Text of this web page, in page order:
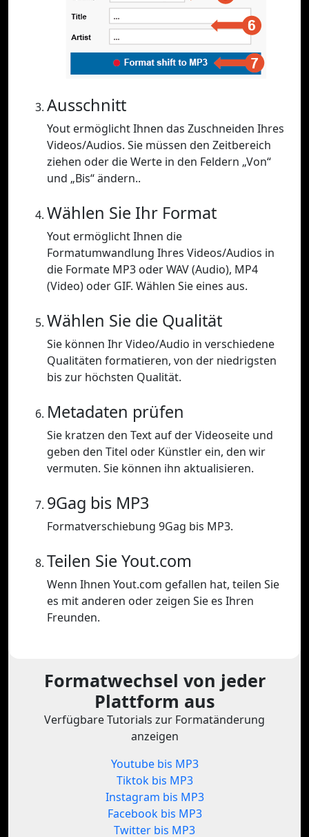
Ausschnitt
Yout ermöglicht Ihnen das Zuschneiden Ihres
Videos/Audios. Sie müssen den Zeitbereich
ziehen oder die Werte in den Feldern „Von“
und „Bis“ ändern..
Wählen Sie Ihr Format
Yout ermöglicht Ihnen die
Formatumwandlung Ihres Videos/Audios in
die Formate MP3 oder WAV (Audio), MP4
(Video) oder GIF. Wählen Sie eines aus.
Wählen Sie die Qualität
Sie können Ihr Video/Audio in verschiedene
Qualitäten formatieren, von der niedrigsten
bis zur höchsten Qualität.
Metadaten prüfen
Sie kratzen den Text auf der Videoseite und
geben den Titel oder Künstler ein, den wir
vermuten. Sie können ihn aktualisieren.
9Gag bis MP3
Formatverschiebung 9Gag bis MP3.
Teilen Sie Yout.com
Wenn Ihnen Yout.com gefallen hat, teilen Sie
es mit anderen oder zeigen Sie es Ihren
Freunden.
Formatwechsel von jeder
Plattform aus
Verfügbare Tutorials zur Formatänderung
anzeigen
Youtube bis MP3
Tiktok bis MP3
Instagram bis MP3
Facebook bis MP3
Twitter bis MP3